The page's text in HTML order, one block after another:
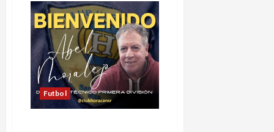
Gran
actuación
de
las
chicas
de
Tenis
Club
en
el
Torneo
Patagónico
Futbol